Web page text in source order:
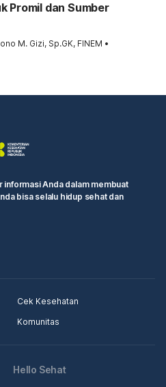
Promil dan Sumber
M. Gizi, Sp.GK, FINEM •
informasi Anda dalam membuat
bisa selalu hidup sehat dan
Cek Kesehatan
Komunitas
Hello Sehat